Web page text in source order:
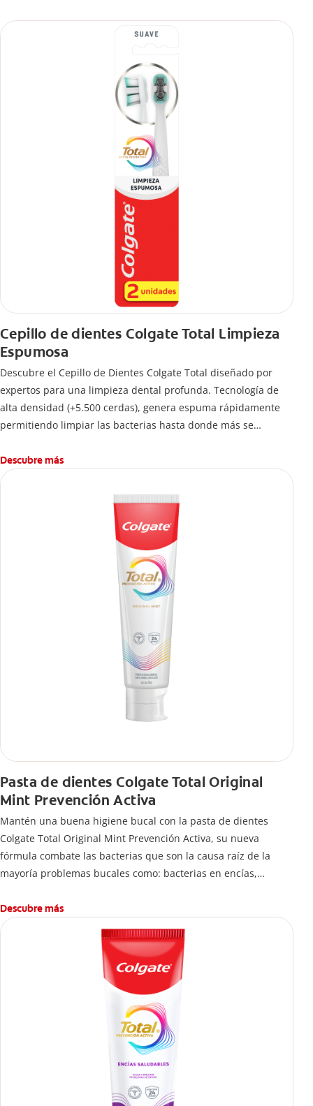
Cepillo de dientes Colgate Total Limpieza
Espumosa
Descubre el Cepillo de Dientes Colgate Total diseñado por
expertos para una limpieza dental profunda. Tecnología de
alta densidad (+5.500 cerdas), genera espuma rápidamente
permitiendo limpiar las bacterias hasta donde más se
Descubre más
Pasta de dientes Colgate Total Original
Mint Prevención Activa
Mantén una buena higiene bucal con la pasta de dientes
Colgate Total Original Mint Prevención Activa, su nueva
fórmula combate las bacterias que son la causa raíz de la
mayoría problemas bucales como: bacterias en encías,
caries.
Descubre más